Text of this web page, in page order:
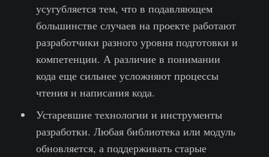
усугубляется тем, что в подавляющем
большинстве случаев на проекте работают
разработчики разного уровня подготовки и
компетенции. А различие в понимании
кода еще сильнее усложняют процессы
чтения и написания кода.
Устаревшие технологии и инструменты
разработки. Любая библиотека или модуль
обновляется, а поддерживать старые